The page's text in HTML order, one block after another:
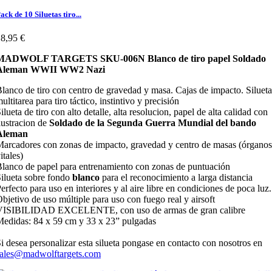
de 10 Siluetas tiro...
€
TARGETS SKU-006N Blanco de tiro papel Soldado
WWII WW2 Nazi
de tiro con centro de gravedad y masa. Cajas de impacto. Silueta
para tiro táctico, instintivo y precisión
de tiro con alto detalle, alta resolucion, papel de alta calidad con
de Soldado de la Segunda Guerra Mundial del bando
con zonas de impacto, gravedad y centro de masas (órganos
de papel para entrenamiento con zonas de puntuación
sobre fondo blanco para el reconocimiento a larga distancia
para uso en interiores y al aire libre en condiciones de poca luz.
de uso múltiple para uso con fuego real y airsoft
EXCELENTE, con uso de armas de gran calibre
84 x 59 cm y 33 x 23” pulgadas
desea personalizar esta silueta pongase en contacto con nosotros en